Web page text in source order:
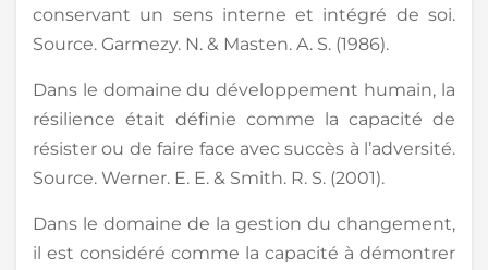
conservant un sens interne et intégré de soi.
Source. Garmezy. N. & Masten. A. S. (1986).
Dans le domaine du développement humain, la
résilience était définie comme la capacité de
résister ou de faire face avec succès à l’adversité.
Source. Werner. E. E. & Smith. R. S. (2001).
Dans le domaine de la gestion du changement,
il est considéré comme la capacité à démontrer